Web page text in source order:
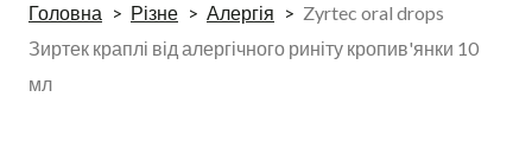
Головна Різне Алергія
Zyrtec oral drops
Зиртек краплі від алергічного риніту кропив'янки 10
мл